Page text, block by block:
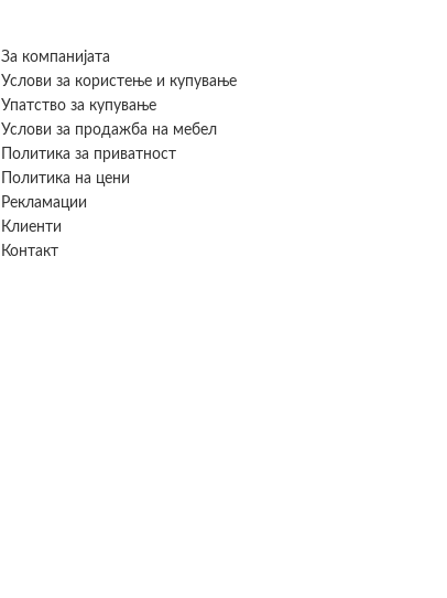
За компанијата
Услови за користење и купување
Упатство за купување
Услови за продажба на мебел
Политика за приватност
Политика на цени
Рекламации
Клиенти
Контакт